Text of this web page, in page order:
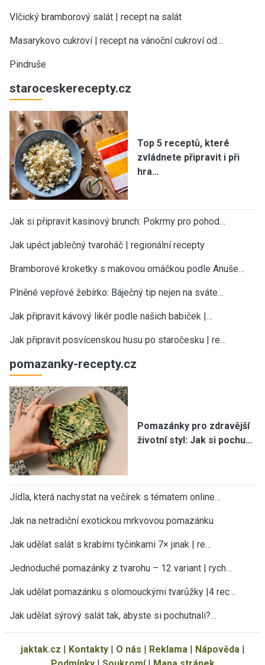
Vlčický bramborový salát | recept na salát
Masarykovo cukroví | recept na vánoční cukroví od…
Pindruše
staroceskerecepty.cz
Top 5 receptů, které
zvládnete připravit i při
hra…
Jak si připravit kasinový brunch: Pokrmy pro pohod…
Jak upéct jablečný tvaroháč | regionální recepty
Bramborové kroketky s makovou omáčkou podle Anuše…
Plněné vepřové žebírko: Báječný tip nejen na sváte…
Jak připravit kávový likér podle našich babiček |…
Jak připravit posvícenskou husu po staročesku | re…
pomazanky-recepty.cz
Pomazánky pro zdravější
životní styl: Jak si pochu…
Jídla, která nachystat na večírek s tématem online…
Jak na netradiční exotickou mrkvovou pomazánku
Jak udělat salát s krabími tyčinkami 7× jinak | re…
Jednoduché pomazánky z tvarohu – 12 variant | rych…
Jak udělat pomazánku s olomouckými tvarůžky |4 rec…
Jak udělat sýrový salát tak, abyste si pochutnali?…
jaktak.cz | Kontakty| O nás | Reklama| Nápověda|